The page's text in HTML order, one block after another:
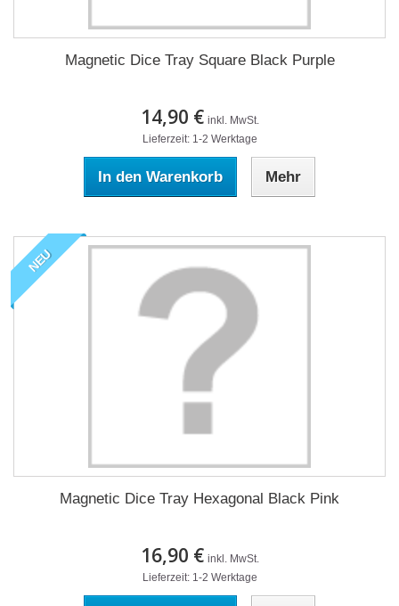
Magnetic Dice Tray Square Black Purple
14,90 € inkl. MwSt.
Lieferzeit: 1-2 Werktage
In den Warenkorb Mehr
NEU
Magnetic Dice Tray Hexagonal Black Pink
16,90 € inkl. MwSt.
Lieferzeit: 1-2 Werktage